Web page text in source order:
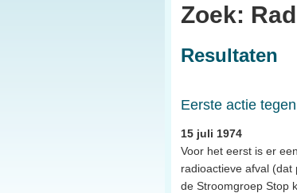
Zoek:
Resultaten
Eerste actie
15 juli 1974
Voor het eerst is er
radioactieve afval
de Stroomgroep Stop